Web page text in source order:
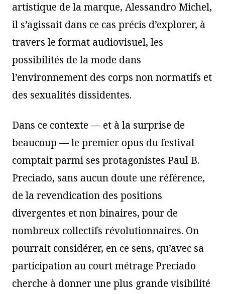
artistique de la marque, Alessandro Michel,
il s’agissait dans ce cas précis d’explorer, à
travers le format audiovisuel, les
possibilités de la mode dans
l’environnement des corps non normatifs et
des sexualités dissidentes.
Dans ce contexte — et à la surprise de
beaucoup — le premier opus du festival
comptait parmi ses protagonistes Paul B.
Preciado, sans aucun doute une référence,
de la revendication des positions
divergentes et non binaires, pour de
nombreux collectifs révolutionnaires. On
pourrait considérer, en ce sens, qu’avec sa
participation au court métrage Preciado
cherche à donner une plus grande visibilité